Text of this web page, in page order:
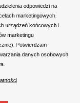
odpowiedzi na
marketingowych.
urządzeń końcowych i
marketingu
Potwierdzam
danych osobowych